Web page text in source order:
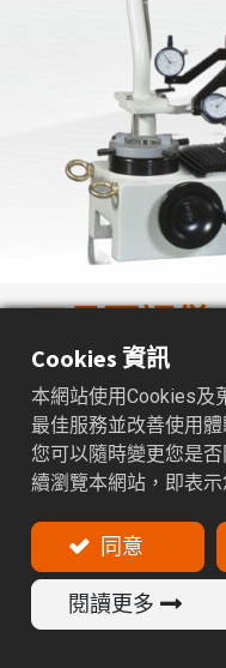
刀具預調儀
特色
刀具預調儀是一款
置，包括刀具直徑
刀具參數輸入至加
適用於各類數控機
Cookies 資訊
本網站使用Cookies及
最佳服務並改善使用
您可以隨時變更您是
續瀏覽本網站，即表
同意
閱讀更多